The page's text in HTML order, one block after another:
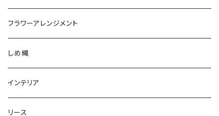
フラワーアレンジメント
しめ縄
インテリア
リース